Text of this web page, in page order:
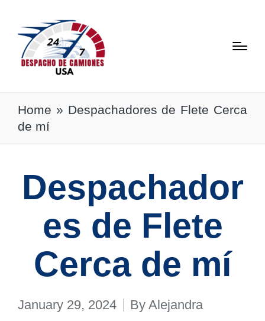
Home » Despachadores de Flete Cerca
de mí
Despachador
es de Flete
Cerca de mí
January 29, 2024
Posted
By Alejandra